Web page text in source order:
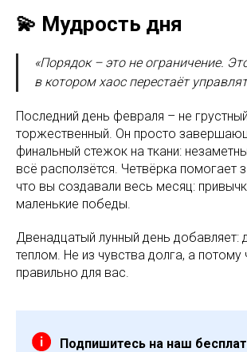
💫 Мудрость дня
«Порядок – это не ограничение.
в котором хаос перестаёт
Последний день февраля – не
торжественный. Он просто
финальный стежок на ткани:
всё расползётся. Четвёрка помогает
что вы создавали весь месяц:
маленькие победы.
Двенадцатый лунный день добавляет:
теплом. Не из чувства долга, а потому
правильно для вас.
Подпишитесь на наш